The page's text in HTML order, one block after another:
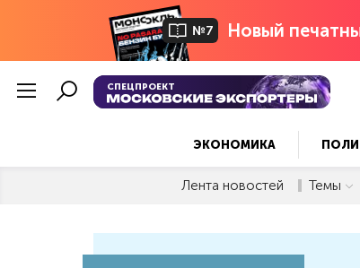
№7 Новый
СПЕЦПРОЕКТ
ЭКОНОМИКА
Лента новостей Темы